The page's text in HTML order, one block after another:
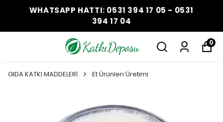
WHATSAPP HATTI: 0531 394 17 05 - 0531
394 17 04
0
GIDA KATKI MADDELERİ Et Ürünleri Üretimi